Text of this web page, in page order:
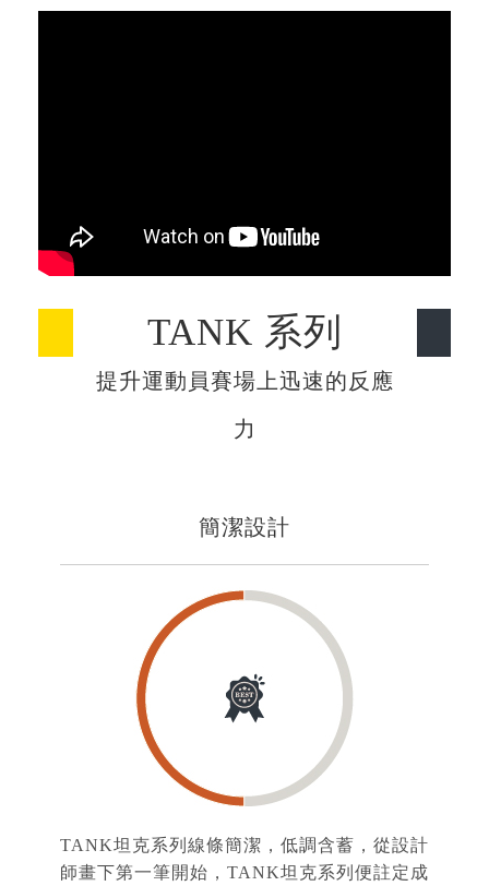
TANK 系列
提升運動員賽場上迅速的反應
力
簡潔設計
TANK坦克系列線條簡潔，低調含蓄，從設計
師畫下第一筆開始，TANK坦克系列便註定成